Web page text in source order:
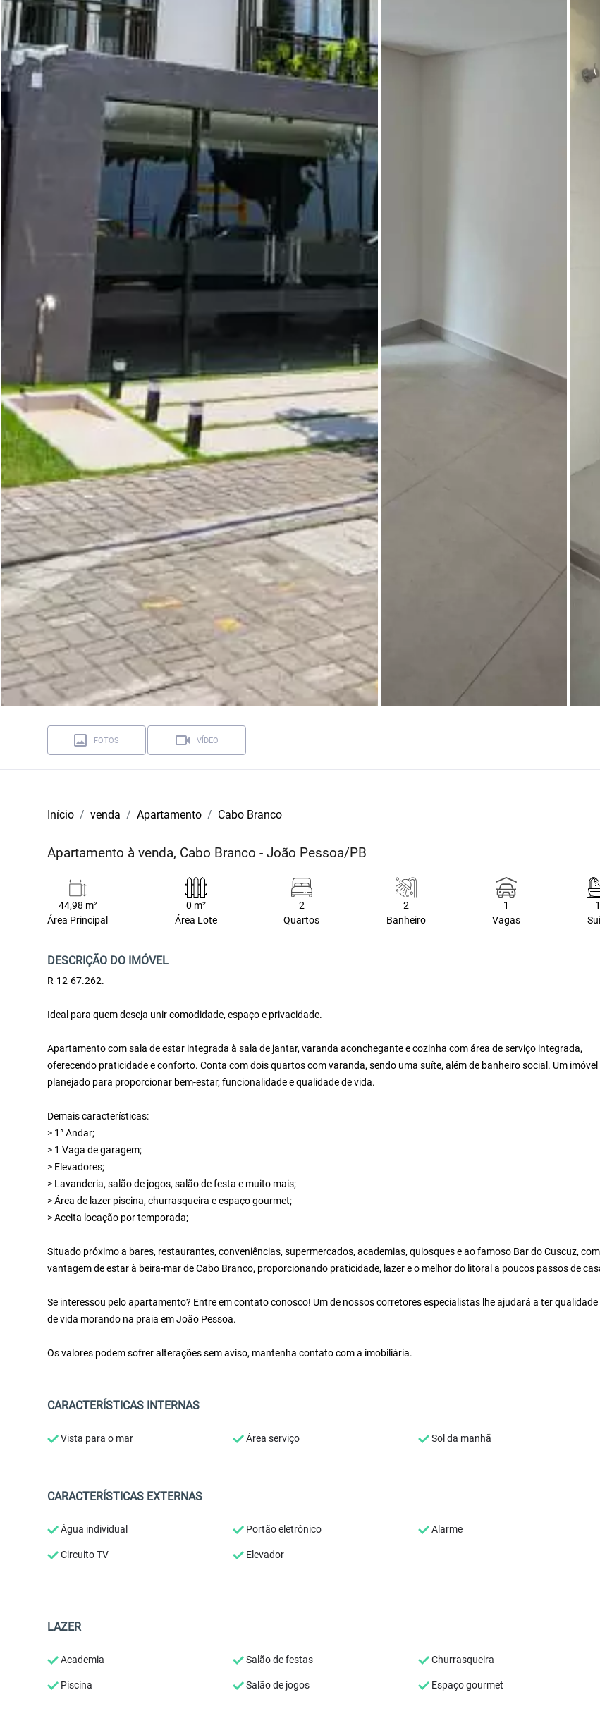
FOTOS VÍDEO
Início venda Apartamento Cabo Branco
Apartamento à venda, Cabo Branco - João Pessoa/PB
44,98 m²
Área Principal
0 m²
Área Lote
2
Quartos
2
Banheiro
1
Vagas
1
DESCRIÇÃO DO IMÓVEL
R-12-67.262.
Ideal para quem deseja unir comodidade, espaço e privacidade.
Apartamento com sala de estar integrada à sala de jantar, varanda aconchegante e cozinha com área de serviço integrada,
oferecendo praticidade e conforto. Conta com dois quartos com varanda, sendo uma suíte, além de banheiro social. Um imóvel
planejado para proporcionar bem-estar, funcionalidade e qualidade de vida.
Demais características:
> 1° Andar;
> 1 Vaga de garagem;
> Elevadores;
> Lavanderia, salão de jogos, salão de festa e muito mais;
> Área de lazer piscina, churrasqueira e espaço gourmet;
> Aceita locação por temporada;
Situado próximo a bares, restaurantes, conveniências, supermercados, academias, quiosques e ao famoso Bar do Cuscuz,
vantagem de estar à beira-mar de Cabo Branco, proporcionando praticidade, lazer e o melhor do litoral a poucos passos de
Se interessou pelo apartamento? Entre em contato conosco! Um de nossos corretores especialistas lhe ajudará a ter qualidade
de vida morando na praia em João Pessoa.
Os valores podem sofrer alterações sem aviso, mantenha contato com a imobiliária.
CARACTERÍSTICAS INTERNAS
Vista para o mar Área serviço Sol da manhã
CARACTERÍSTICAS EXTERNAS
Água individual Portão eletrônico Alarme
Circuito TV Elevador
LAZER
Academia Salão de festas Churrasqueira
Piscina Salão de jogos Espaço gourmet